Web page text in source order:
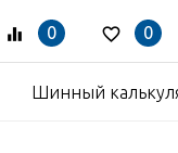
0
0
Шинный